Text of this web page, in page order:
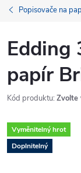
Popisovače na
Edding
papír
Kód produktu: Zvolte
Vyměnitelný hrot
Doplnitelný